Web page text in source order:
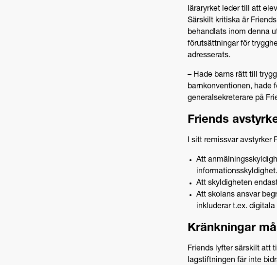
läraryrket leder till att
Särskilt kritiska är
behandlats inom denna
förutsättningar för
adresserats.
– Hade barns rätt till
barnkonventionen, hade
generalsekreterare på
Friends
I sitt remissvar avstyrker
Att
informationsskyldighet.
Att skyldigheten
Att skolans ansvar
inkluderar t.ex.
Kränkningar
Friends lyfter särskilt att
lagstiftningen får inte